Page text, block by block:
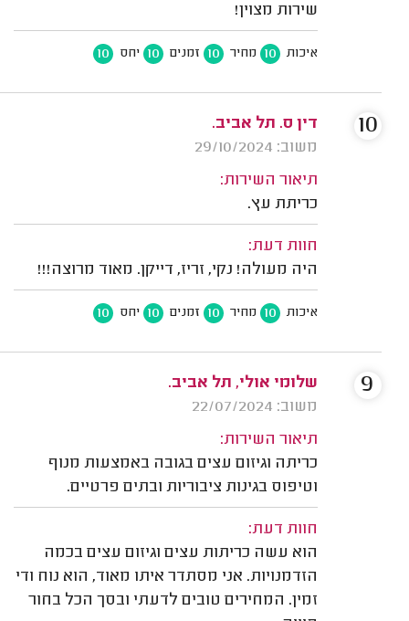
שירות מצוין!
איכות 10 מחיר 10 זמנים 10 יחס 10
דין ס. תל אביב.
משוב: 29/10/2024
תיאור השירות:
כריתת עץ.
חוות דעת:
היה מעולה! נקי, זריז, דייקן. מאוד מרוצה!!!
איכות 10 מחיר 10 זמנים 10 יחס 10
10
שלומי אולי, תל אביב.
משוב: 22/07/2024
תיאור השירות:
כריתה וגיזום עצים בגובה באמצעות מנוף
וטיפוס בגינות ציבוריות ובתים פרטיים.
חוות דעת:
הוא עשה כריתות עצים וגיזום עצים בכמה
הזדמנויות. אני מסתדר איתו מאוד, הוא נוח ודי
זמין. המחירים טובים לדעתי ובסך הכל בחור
9